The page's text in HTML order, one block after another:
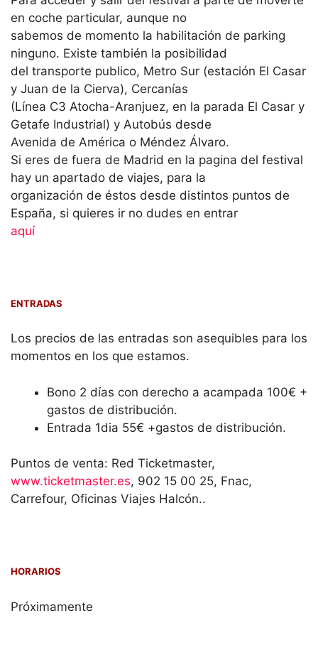
en coche particular, aunque no
sabemos de momento la habilitación de parking
ninguno. Existe también la posibilidad
del transporte publico, Metro Sur (estación El Casar
y Juan de la Cierva), Cercanías
(Línea C3 Atocha-Aranjuez, en la parada El Casar y
Getafe Industrial) y Autobús desde
Avenida de América o Méndez Álvaro.
Si eres de fuera de Madrid en la pagina del festival
hay un apartado de viajes, para la
organización de éstos desde distintos puntos de
España, si quieres ir no dudes en entrar
aquí
ENTRADAS
Los precios de las entradas son asequibles para los
momentos en los que estamos.
Bono 2 días con derecho a acampada 100€ +
gastos de distribución.
Entrada 1dia 55€ +gastos de distribución.
Puntos de venta: Red Ticketmaster,
www.ticketmaster.es, 902 15 00 25, Fnac,
Carrefour, Oficinas Viajes Halcón..
HORARIOS
Próximamente